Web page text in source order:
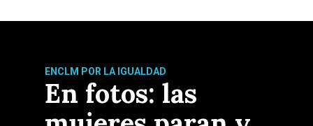
ENCLM POR LA IGUALDAD
En fotos: las